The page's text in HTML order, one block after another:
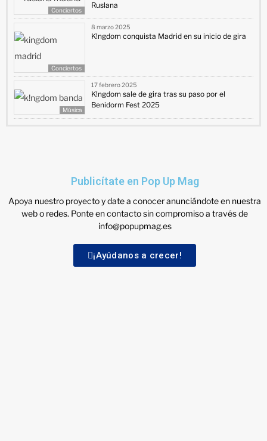
Conciertos
Ruslana
Conciertos
8 marzo 2025
K!ngdom conquista Madrid en su inicio de gira
Música
17 febrero 2025
K!ngdom sale de gira tras su paso por el
Benidorm Fest 2025
Publicítate en Pop Up Mag
Apoya nuestro proyecto y date a conocer anunciándote en nuestra
web o redes. Ponte en contacto sin compromiso a través de
info@popupmag.es
¡Ayúdanos a crecer!